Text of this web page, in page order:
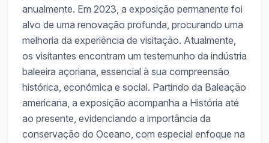
anualmente. Em 2023, a exposição permanente foi
alvo de uma renovação profunda, procurando uma
melhoria da experiência de visitação. Atualmente,
os visitantes encontram um testemunho da indústria
baleeira açoriana, essencial à sua compreensão
histórica, económica e social. Partindo da Baleação
americana, a exposição acompanha a História até
ao presente, evidenciando a importância da
conservação do Oceano, com especial enfoque na